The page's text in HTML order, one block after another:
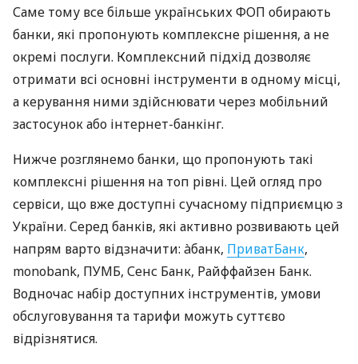
Саме тому все більше українських ФОП обирають
банки, які пропонують комплексне рішення, а не
окремі послуги. Комплексний підхід дозволяє
отримати всі основні інструменти в одному місці,
а керування ними здійснювати через мобільний
застосунок або інтернет-банкінг.
Нижче розглянемо банки, що пропонують такі
комплексні рішення на топ рівні. Цей огляд про
сервіси, що вже доступні сучасному підприємцю з
України. Серед банків, які активно розвивають цей
напрям варто відзначити: àбанк, ПриватБанк,
monobank, ПУМБ, Сенс Банк, Райффайзен Банк.
Водночас набір доступних інструментів, умови
обслуговування та тарифи можуть суттєво
відрізнятися.